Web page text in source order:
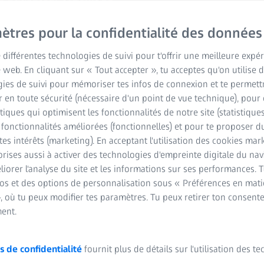
logicielle vous permet
dont vous
pour la confidentialité des données
différentes technologies de suivi pour t'offrir une meilleure
En cliquant sur « Tout accepter », tu acceptes qu'on utilise
de suivi pour mémoriser tes infos de connexion et te
en toute sécurité (nécessaire d'un point de vue technique), pour
qui optimisent les fonctionnalités de notre site
améliorées (fonctionnelles) et pour te proposer
intérêts (marketing). En acceptant l'utilisation des cookies
aussi à activer des technologies d'empreinte digitale du
l'analyse du site et les informations sur ses performances.
et des options de personnalisation sous « Préférences en
où tu peux modifier tes paramètres. Tu peux retirer ton
de confidentialité fournit plus de détails sur l'utilisation des